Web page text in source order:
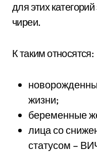
для этих
чиреи.
К таким относятся:
жизни;
беременные
лица со
статусом –